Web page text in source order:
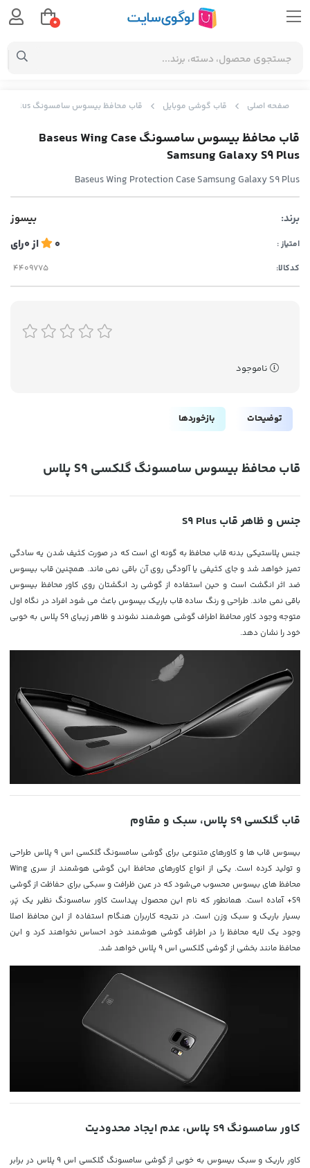
صفحه اصلی قاب گوشی موبایل قاب محافظ بیسوس سامسونگ Baseus Wing Case Samsung Galaxy S9 Plus
قاب محافظ بیسوس سامسونگ Baseus Wing Case
Samsung Galaxy S9 Plus
Baseus Wing Protection Case Samsung Galaxy S9 Plus
برند: بیسوز
امتیاز : 0 از0رای
کدکالا:
ناموجود
توضیحات بازخوردها
قاب محافظ بیسوس سامسونگ گلکسی S9 پلاس
جنس و ظاهر قاب S9 Plus
جنس پلاستیکی بدنه قاب محافظ به گونه ای است که در صورت کثیف شدن یه سادگی
تمیز خواهد شد و جای کثیفی یا آلودگی روی آن باقی نمی ماند. همچنین قاب بیسوس
ضد اثر انگشت است و حین استفاده از گوشی رد انگشتان روی کاور محافظ بیسوس
باقی نمی ماند. طراحی و رنگ ساده قاب باریک بیسوس باعث می شود افراد در نگاه اول
متوجه وجود کاور محافظ اطراف گوشی هوشمند نشوند و ظاهر زیبای S9 پلاس به خوبی
خود را نشان دهد.
قاب گلکسی S9 پلاس، سبک و مقاوم
بیسوس قاب ها و کاورهای متنوعی برای گوشی سامسونگ گلکسی اس 9 پلاس طراحی
و تولید کرده است. یکی از انواع کاورهای محافظ این گوشی هوشمند از سری Wing
محافظ های بیسوس محسوب می‌شود که در عین ظرافت و سبکی برای حفاظت از گوشی
S9+ آماده است. همانطور که نام این محصول پیداست کاور سامسونگ نظیر یک پَر،
بسیار باریک و سبک وزن است. در نتیجه کاربران هنگام استفاده از این محافظ اصلا
وجود یک لایه محافظ را در اطراف گوشی هوشمند خود احساس نخواهند کرد و این
محافظ مانند بخشی از گوشی گلکسی اس 9 پلاس خواهد شد.
کاور سامسونگ S9 پلاس، عدم ایجاد محدودیت
کاور باریک و سبک بیسوس به خوبی از گوشی سامسونگ گلکسی اس 9 پلاس در برابر
0